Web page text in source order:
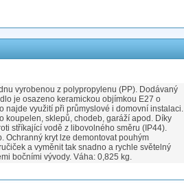
vyrobenou z polypropylenu (PP). Dodávaný
je osazeno keramickou objímkou E27 o
najde využití při průmyslové i domovní instalaci.
koupelen, sklepů, chodeb, garáží apod. Díky
stříkající vodě z libovolného směru (IP44).
Ochranný kryt lze demontovat pouhým
a vyměnit tak snadno a rychle světelný
bočními vývody. Váha: 0,825 kg.